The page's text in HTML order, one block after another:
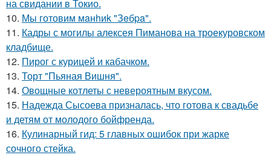
на свидании в Токио.
10. Мы готовим мaнhиk "Зeбpa".
11. Кадры с могилы алексея Пиманова на троекуровском
кладбище.
12. Пирог с курицей и кабачком.
13. Торт "Пьяная Вишня".
14. Овощные котлеты с невероятным вкусом.
15. Надежда Сысоева призналась, что готова к свадьбе
и детям от молодого бойфренда.
16. Кулинарный гид: 5 главных ошибок при жарке
сочного стейка.